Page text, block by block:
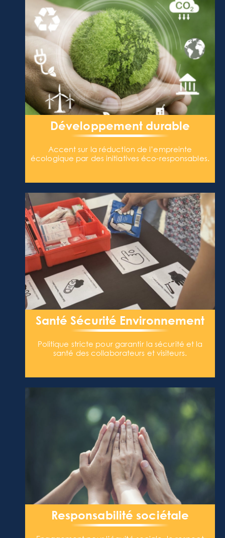
Développement durable
Accent sur la réduction de l’empreinte
écologique par des initiatives éco-responsables.
Santé Sécurité Environnement
Politique stricte pour garantir la sécurité et la
santé des collaborateurs et visiteurs.
Responsabilité sociétale